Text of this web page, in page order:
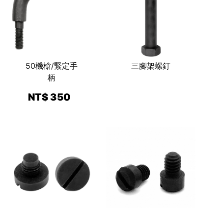
50機槍/緊定手
柄
NT$ 350
三腳架螺釘